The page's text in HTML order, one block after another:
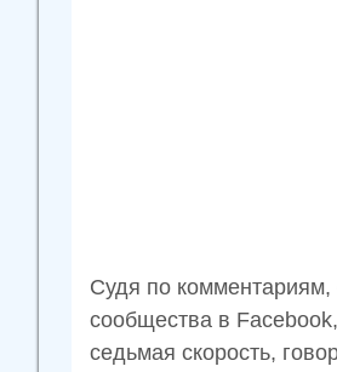
Судя по комментариям,
сообщества в
седьмая скорость,